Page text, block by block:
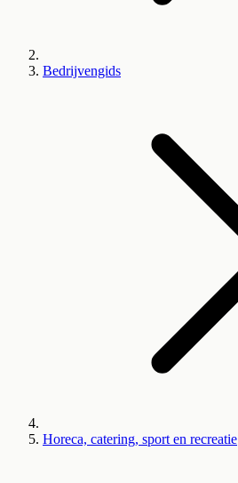
Bedrijvengids
Horeca, catering, sport en recreatie